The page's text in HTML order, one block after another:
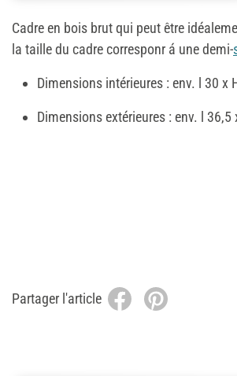
Cadre en bois brut qui peut être
la taille du cadre corresponr á une demi-
Dimensions intérieures : env. l 30 x
Dimensions extérieures : env. l
Partager l'article